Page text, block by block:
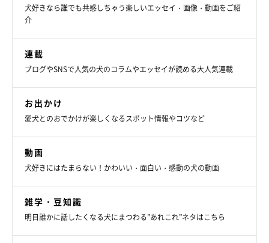
第5位「ムギ」
犬好きなら誰でも共感しちゃう楽しいエッセイ・画像・動画をご紹
介
連載
ブログやSNSで人気の犬のコラムやエッセイが読める大人気連載
お出かけ
愛犬とのおでかけが楽しくなるスポット情報やコツなど
動画
犬好きにはたまらない！かわいい・面白い・感動の犬の動画
雑学・豆知識
明日誰かに話したくなる犬にまつわる”あれこれ”ネタはこちら